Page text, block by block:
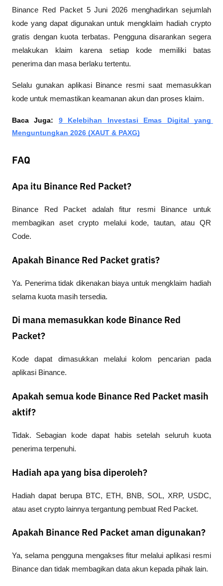
Binance Red Packet 5 Juni 2026 menghadirkan sejumlah
kode yang dapat digunakan untuk mengklaim hadiah crypto
gratis dengan kuota terbatas. Pengguna disarankan segera
melakukan klaim karena setiap kode memiliki batas
penerima dan masa berlaku tertentu.
Selalu gunakan aplikasi Binance resmi saat memasukkan
kode untuk memastikan keamanan akun dan proses klaim.
Baca Juga: 9 Kelebihan Investasi Emas Digital yang
Menguntungkan 2026 (XAUT & PAXG)
FAQ
Apa itu Binance Red Packet?
Binance Red Packet adalah fitur resmi Binance untuk
membagikan aset crypto melalui kode, tautan, atau QR
Code.
Apakah Binance Red Packet gratis?
Ya. Penerima tidak dikenakan biaya untuk mengklaim hadiah
selama kuota masih tersedia.
Di mana memasukkan kode Binance Red
Packet?
Kode dapat dimasukkan melalui kolom pencarian pada
aplikasi Binance.
Apakah semua kode Binance Red Packet masih
aktif?
Tidak. Sebagian kode dapat habis setelah seluruh kuota
penerima terpenuhi.
Hadiah apa yang bisa diperoleh?
Hadiah dapat berupa BTC, ETH, BNB, SOL, XRP, USDC,
atau aset crypto lainnya tergantung pembuat Red Packet.
Apakah Binance Red Packet aman digunakan?
Ya, selama pengguna mengakses fitur melalui aplikasi resmi
Binance dan tidak membagikan data akun kepada pihak lain.